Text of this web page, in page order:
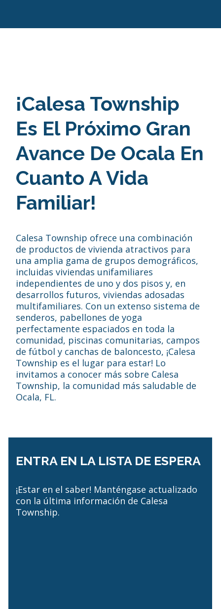
¡Calesa Township
Es El Próximo Gran
Avance De Ocala En
Cuanto A Vida
Familiar!
Calesa Township ofrece una combinación
de productos de vivienda atractivos para
una amplia gama de grupos demográficos,
incluidas viviendas unifamiliares
independientes de uno y dos pisos y, en
desarrollos futuros, viviendas adosadas
multifamiliares. Con un extenso sistema de
senderos, pabellones de yoga
perfectamente espaciados en toda la
comunidad, piscinas comunitarias, campos
de fútbol y canchas de baloncesto, ¡Calesa
Township es el lugar para estar! Lo
invitamos a conocer más sobre Calesa
Township, la comunidad más saludable de
Ocala, FL.
ENTRA EN LA LISTA DE ESPERA
¡Estar en el saber! Manténgase actualizado
con la última información de Calesa
Township.